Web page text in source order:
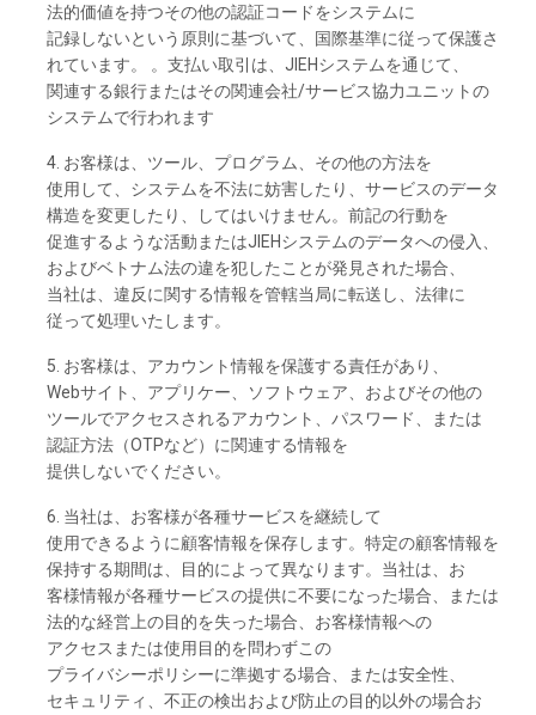
法的価値を持つその他の認証コードをシステムに
記録しないという 原則に基づいて、 国際基準に従って保護さ
れています。 。 支払い取引は、 JIEHシステムを通じて、
関連する銀行またはその関連会社/サービス協力ユニットの
システムで行われます
4. お客様は、 ツール、 プログラム、 その他の方法を
使用して、 システムを不法に妨害した り、 サービスのデータ
構造を変更した り、してはいけません。 前記の行動を
促進するような活動またはJIEHシステムのデータへの侵入、
およびベトナム法の違を犯したことが発見さ れた場合、
当社は、 違反に関する情報を管轄当局に転送し、 法律に
従って処理いたします。
5. お客様は、 アカウント情報を保護する責任があり、
Webサイト、 アプリケー、 ソフトウェア、 およびその他の
ツールでアクセスさ れるアカウント、 パスワード、
または
認証方法（OTPなど）に関連する情報を
提供しないでください。
6. 当社は、お客様が各種サービスを継続して
使用できるように顧客情報を保存し ます。 特定の顧客情報を
保持する期間は、 目的に よって異なり ます。 当社は、お
客様情報が各種サービスの提供に不要になった場合、
または
法的な経営上の目的を失った場合、 お客様情報への
アクセスまたは使用目的を問わずこの
プライバシーポリシーに準拠する場合、 または安全性、
セキュリティ、 不正の検出および防止の目的以外の場合お